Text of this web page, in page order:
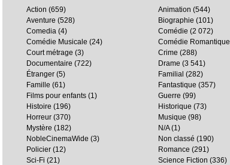
Action (659) Animation (544)
Aventure (528) Biographie (101)
Comedia (4) Comédie (2 072)
Comédie Musicale (24) Comédie Romantique
Court métrage (3) Crime (288)
Documentaire (722) Drame (3 541)
Étranger (5) Familial (282)
Famille (61) Fantastique (357)
Films pour enfants (1) Guerre (99)
Histoire (196) Historique (73)
Horreur (370) Musique (98)
Mystère (182) N/A(1)
NobleCinemaWide (3) Non classé (190)
Policier (12) Romance (291)
Sci-Fi (21) Science Fiction (336)